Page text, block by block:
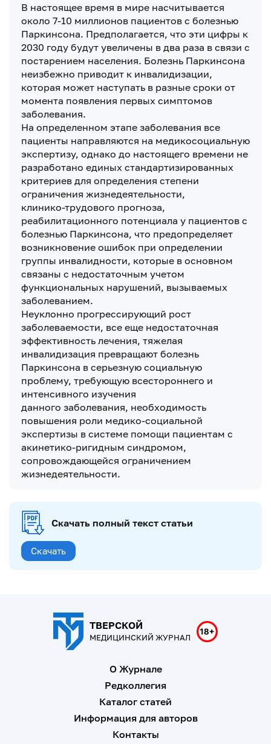
В настоящее время в мире насчитывается
около 7-10 миллионов пациентов с болезнью
Паркинсона. Предполагается, что эти цифры к
2030 году будут увеличены в два раза в связи с
постарением населения. Болезнь Паркинсона
неизбежно приводит к инвалидизации,
которая может наступать в разные сроки от
момента появления первых симптомов
заболевания.
На определенном этапе заболевания все
пациенты направляются на медикосоциальную
экспертизу, однако до настоящего времени не
разработано единых стандартизированных
критериев для определения степени
ограничения жизнедеятельности,
клинико-трудового прогноза,
реабилитационного потенциала у пациентов с
болезнью Паркинсона, что предопределяет
возникновение ошибок при определении
группы инвалидности, которые в основном
связаны с недостаточным учетом
функциональных нарушений, вызываемых
заболеванием.
Неуклонно прогрессирующий рост
заболеваемости, все еще недостаточная
эффективность лечения, тяжелая
инвалидизация превращают болезнь
Паркинсона в серьезную социальную
проблему, требующую всестороннего и
интенсивного изучения
данного заболевания, необходимость
повышения роли медико-социальной
экспертизы в системе помощи пациентам с
акинетико-ригидным синдромом,
сопровождающейся ограничением
жизнедеятельности.
Скачать полный текст статьи
Скачать
ТВЕРСКОЙ
МЕДИЦИНСКИЙ ЖУРНАЛ
О Журнале
Редколлегия
Каталог статей
Информация для авторов
Контакты